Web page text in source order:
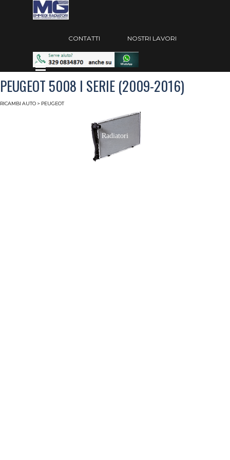
Vai ai contenuti
Salta menù
CONTATTI NOSTRI LAVORI
Salta menù
PEUGEOT 5008 I SERIE (2009-2016)
RICAMBI AUTO > PEUGEOT
Radiatori